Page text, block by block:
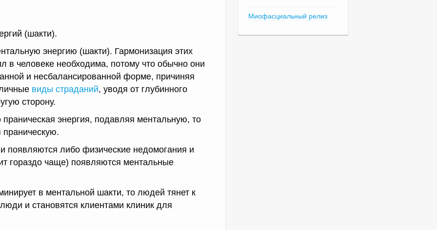
(шакти).
энергию (шакти). Гармонизация этих
в человеке необходима, потому что обычно они
и несбалансированной форме, причиняя
виды страданий, уводя от глубинного
сторону.
энергия, подавляя ментальную, то
появляются либо физические недомогания и
гораздо чаще) появляются ментальные
в ментальной шакти, то людей тянет к
и становятся клиентами клиник для
Миофасциальный релиз